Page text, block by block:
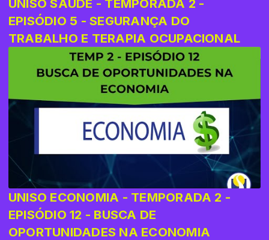
UNISO SAÚDE - TEMPORADA 2 -
EPISÓDIO 5 - SEGURANÇA DO
TRABALHO E TERAPIA OCUPACIONAL
UNISO ECONOMIA - TEMPORADA 2 -
EPISÓDIO 12 - BUSCA DE
OPORTUNIDADES NA ECONOMIA